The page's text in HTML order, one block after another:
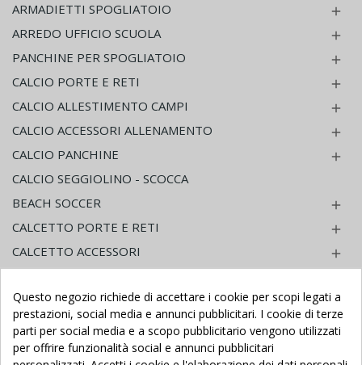
ARMADIETTI SPOGLIATOIO

ARREDO UFFICIO SCUOLA 
PANCHINE PER SPOGLIATOIO 
CALCIO PORTE E RETI 
CALCIO ALLESTIMENTO CAMPI 
CALCIO ACCESSORI ALLENAMENTO 
CALCIO PANCHINE 
CALCIO SEGGIOLINO - SCOCCA
BEACH SOCCER

CALCETTO PORTE E RETI 
CALCETTO ACCESSORI 
PALLACANESTRO - MINI BASKET 
PALLACANESTRO ACCESSORI 
BEACH VOLLEY
Questo negozio richiede di accettare i cookie per scopi legati a
prestazioni, social media e annunci pubblicitari. I cookie di terze
parti per social media e a scopo pubblicitario vengono utilizzati
per offrire funzionalità social e annunci pubblicitari